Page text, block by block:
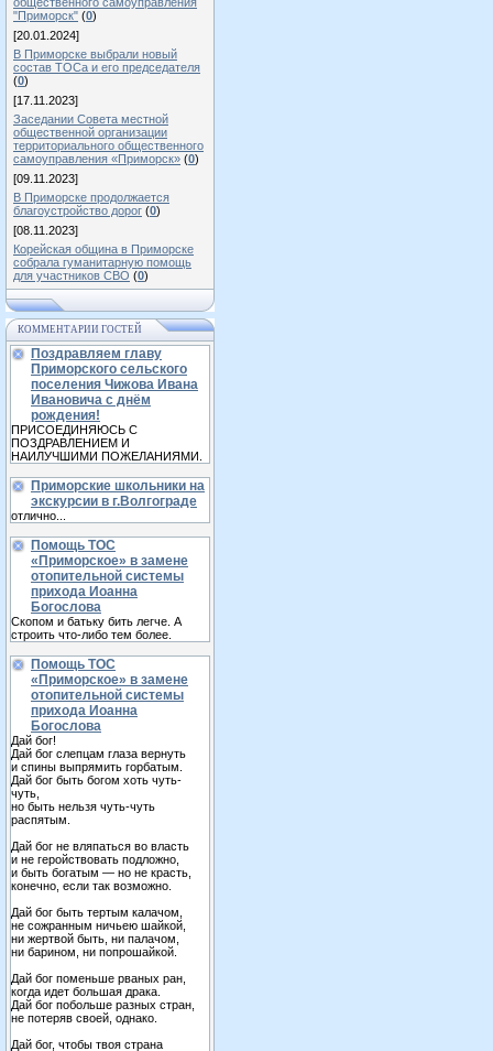
"Приморск" (0)
[20.01.2024]
В Приморске выбрали новый
состав ТОСа и его председателя
(0)
[17.11.2023]
Заседании Совета местной
общественной организации
территориального общественного
самоуправления «Приморск» (0)
[09.11.2023]
В Приморске продолжается
благоустройство дорог (0)
[08.11.2023]
Корейская община в Приморске
собрала гуманитарную помощь
для участников СВО (0)
КОММЕНТАРИИ ГОСТЕЙ
Поздравляем главу
Приморского сельского
поселения Чижова Ивана
Ивановича с днём
рождения!
ПРИСОЕДИНЯЮСЬ С
ПОЗДРАВЛЕНИЕМ И
НАИЛУЧШИМИ ПОЖЕЛАНИЯМИ.
Приморские школьники на
экскурсии в г.Волгограде
отлично...
Помощь ТОС
«Приморское» в замене
отопительной системы
прихода Иоанна
Богослова
Скопом и батьку бить легче. А
строить что-либо тем более.
Помощь ТОС
«Приморское» в замене
отопительной системы
прихода Иоанна
Богослова
Дай бог!
Дай бог слепцам глаза вернуть
и спины выпрямить горбатым.
Дай бог быть богом хоть чуть-
чуть,
но быть нельзя чуть-чуть
распятым.
Дай бог не вляпаться во власть
и не геройствовать подложно,
и быть богатым — но не красть,
конечно, если так возможно.
Дай бог быть тертым калачом,
не сожранным ничьею шайкой,
ни жертвой быть, ни палачом,
ни барином, ни попрошайкой.
Дай бог поменьше рваных ран,
когда идет большая драка.
Дай бог побольше разных стран,
не потеряв своей, однако.
Дай бог, чтобы твоя страна